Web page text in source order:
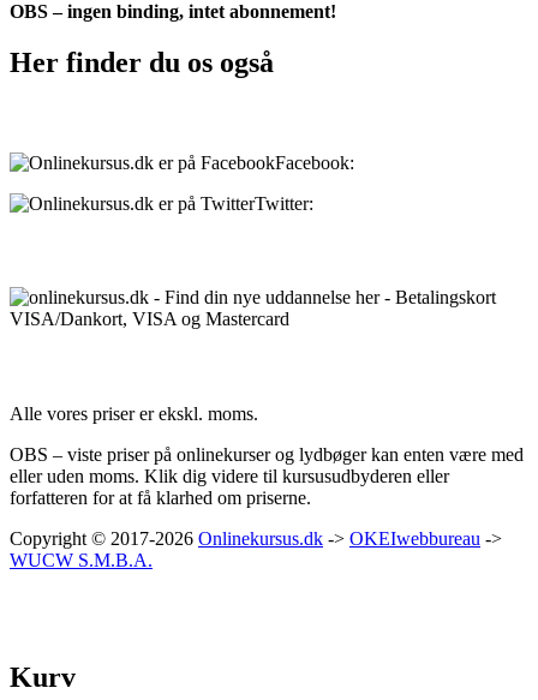
OBS – ingen binding, intet abonnement!
Her finder du os også
Facebook:
Twitter:
Alle vores priser er ekskl. moms.
OBS – viste priser på onlinekurser og lydbøger kan enten være med
eller uden moms. Klik dig videre til kursusudbyderen eller
forfatteren for at få klarhed om priserne.
Copyright © 2017-2026 Onlinekursus.dk -> OKEIwebbureau ->
WUCW S.M.B.A.
Kurv